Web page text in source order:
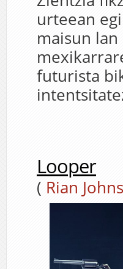
urteean
maisun
futurista
Looper
( Rian